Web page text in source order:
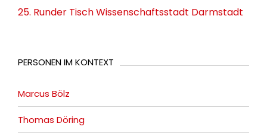
25. Runder Tisch Wissenschaftsstadt Darmstadt
PERSONEN IM KONTEXT
Marcus Bölz
Thomas Döring